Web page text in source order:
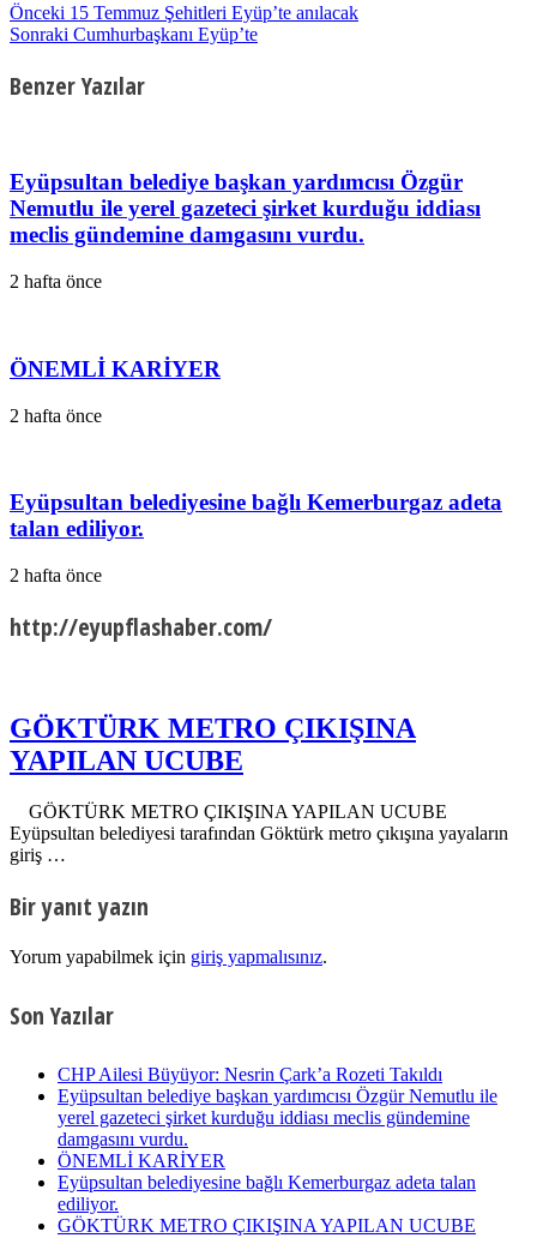
Önceki 15 Temmuz Şehitleri Eyüp’te anılacak
Sonraki Cumhurbaşkanı Eyüp’te
Benzer Yazılar
Eyüpsultan belediye başkan yardımcısı Özgür
Nemutlu ile yerel gazeteci şirket kurduğu iddiası
meclis gündemine damgasını vurdu.
2 hafta önce
ÖNEMLİ KARİYER
2 hafta önce
Eyüpsultan belediyesine bağlı Kemerburgaz adeta
talan ediliyor.
2 hafta önce
http://eyupflashaber.com/
GÖKTÜRK METRO ÇIKIŞINA
YAPILAN UCUBE
GÖKTÜRK METRO ÇIKIŞINA YAPILAN UCUBE
Eyüpsultan belediyesi tarafından Göktürk metro çıkışına yayaların
giriş …
Bir yanıt yazın
Yorum yapabilmek için giriş yapmalısınız.
Son Yazılar
CHP Ailesi Büyüyor: Nesrin Çark’a Rozeti Takıldı
Eyüpsultan belediye başkan yardımcısı Özgür Nemutlu ile
yerel gazeteci şirket kurduğu iddiası meclis gündemine
damgasını vurdu.
ÖNEMLİ KARİYER
Eyüpsultan belediyesine bağlı Kemerburgaz adeta talan
ediliyor.
GÖKTÜRK METRO ÇIKIŞINA YAPILAN UCUBE